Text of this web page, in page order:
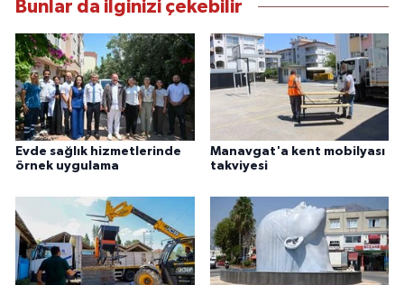
Bunlar da ilginizi çekebilir
Evde sağlık hizmetlerinde
örnek uygulama
Manavgat'a kent mobilyası
takviyesi